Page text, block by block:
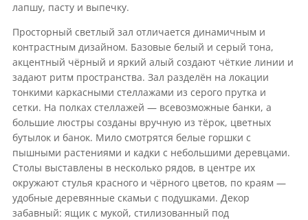
лапшу, пасту и выпечку.
Просторный светлый зал отличается динамичным и
контрастным дизайном. Базовые белый и серый тона,
акцентный чёрный и яркий алый создают чёткие линии и
задают ритм пространства. Зал разделён на локации
тонкими каркасными стеллажами из серого прутка и
сетки. На полках стеллажей — всевозможные банки, а
большие люстры созданы вручную из тёрок, цветных
бутылок и банок. Мило смотрятся белые горшки с
пышными растениями и кадки с небольшими деревцами.
Столы выставлены в несколько рядов, в центре их
окружают стулья красного и чёрного цветов, по краям —
удобные деревянные скамьи с подушками. Декор
забавный: ящик с мукой, стилизованный под